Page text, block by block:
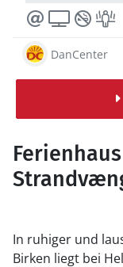
DanCenter
In ruhiger und
Birken liegt bei